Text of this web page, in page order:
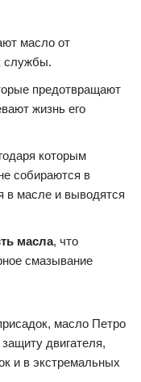
масло от
службы.
предотвращают
жизнь его
которым
собираются в
в масле и выводятся
масла, что
смазывание
масло Петро
двигателя,
и в экстремальных